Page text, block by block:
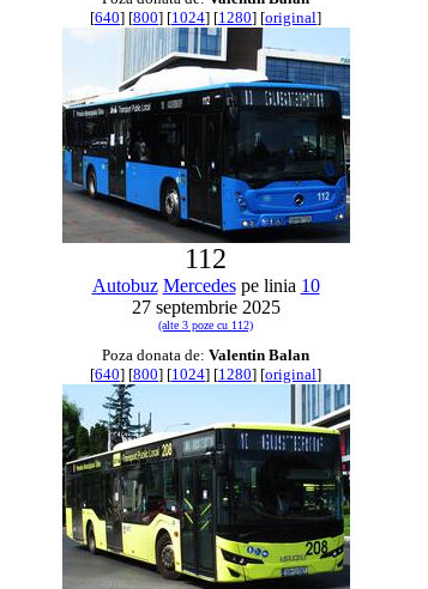
[640] [800] [1024] [1280] [original]
112
Autobuz Mercedespe linia 10
27 septembrie 2025
(alte 3 poze cu 112)
Poza donata de: Valentin Balan
[640] [800] [1024] [1280] [original]